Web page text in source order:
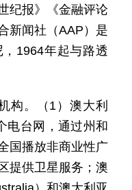
纪报》《金融评论
新闻社（AAP）是
1964年起与路透
构。（1）澳大利
电台网，通过州和
国播放非商业性广
提供卫星服务；澳